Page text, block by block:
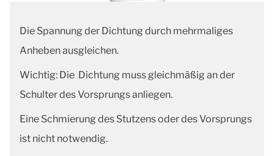
Die Spannung der Dichtung durch mehrmaliges
Anheben ausgleichen.
Wichtig: Die Dichtung muss gleichmäßig an der
Schulter des Vorsprungs anliegen.
Eine Schmierung des Stutzens oder des Vorsprungs
ist nicht notwendig.